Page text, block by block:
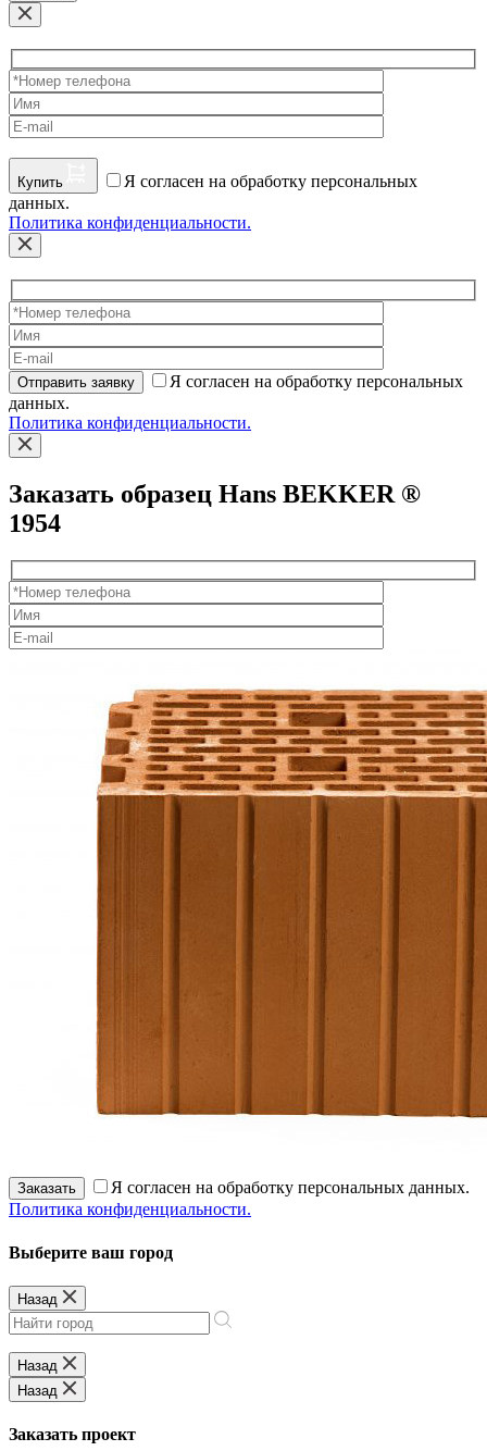
Купить
Я согласен на обработку персональных
данных.
Политика конфиденциальности.
Отправить заявку
Я согласен на обработку персональных
данных.
Политика конфиденциальности.
Заказать образец Hans BEKKER ®
1954
Заказать
Я согласен на обработку персональных данных.
Политика конфиденциальности.
Выберите ваш город
Назад
Назад
Назад
Заказать проект